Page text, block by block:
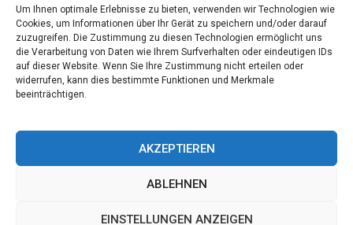
Um Ihnen optimale Erlebnisse zu bieten, verwenden wir Technologien wie
Cookies, um Informationen über Ihr Gerät zu speichern und/oder darauf
zuzugreifen. Die Zustimmung zu diesen Technologien ermöglicht uns
die Verarbeitung von Daten wie Ihrem Surfverhalten oder eindeutigen IDs
auf dieser Website. Wenn Sie Ihre Zustimmung nicht erteilen oder
widerrufen, kann dies bestimmte Funktionen und Merkmale
beeinträchtigen.
AKZEPTIEREN
ABLEHNEN
EINSTELLUNGEN ANZEIGEN
Masterarbeit auf Englisch: Anleitung zum Verfassen